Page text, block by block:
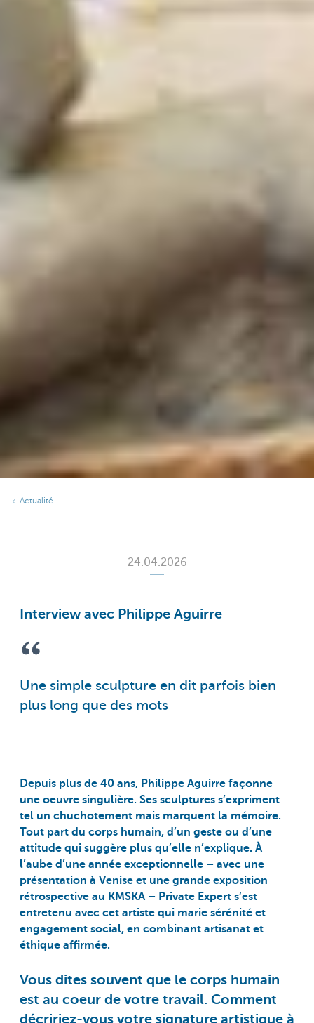
Actualité
24.04.2026
Interview avec Philippe Aguirre
Une simple sculpture en dit parfois bien
plus long que des mots
Depuis plus de 40 ans, Philippe Aguirre façonne
une oeuvre singulière. Ses sculptures s’expriment
tel un chuchotement mais marquent la mémoire.
Tout part du corps humain, d’un geste ou d’une
attitude qui suggère plus qu’elle n’explique. À
l’aube d’une année exceptionnelle – avec une
présentation à Venise et une grande exposition
rétrospective au KMSKA – Private Expert s’est
entretenu avec cet artiste qui marie sérénité et
engagement social, en combinant artisanat et
éthique affirmée.
Vous dites souvent que le corps humain
est au coeur de votre travail. Comment
décririez-vous votre signature artistique à